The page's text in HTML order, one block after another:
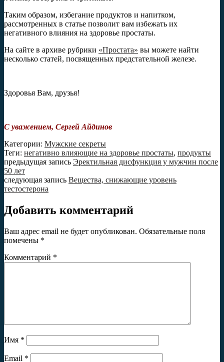
Таким образом, избегание продуктов и напитком,
рассмотренных в статье позволит вам избежать их
негативного влияния на здоровье простаты.
На сайте в архиве рубрики «Простата» вы можете найти
несколько статей, посвященных предстательной железе.
Здоровья Вам, друзья!
С уважением, Сергей Айдинов
Категории: Мужские секреты
Теги: негативно влияющие на здоровье простаты, продукты
предыдущая запись Эректильная дисфункция у мужчин после
50 лет
следующая запись Вещества, снижающие уровень
тестостерона
Добавить комментарий
Ваш адрес email не будет опубликован. Обязательные поля
помечены *
Комментарий *
Имя *
Email *